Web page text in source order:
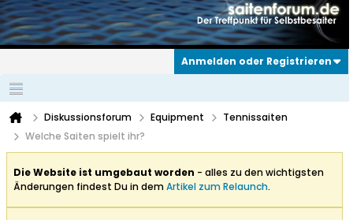
Anmelden oder Registrieren
Diskussionsforum Equipment
Tennissaiten
Welche Saiten spielt ihr?
Die Website ist umgebaut worden - alles zu den wichtigsten
Änderungen findest Du in demArtikel zum Relaunch.